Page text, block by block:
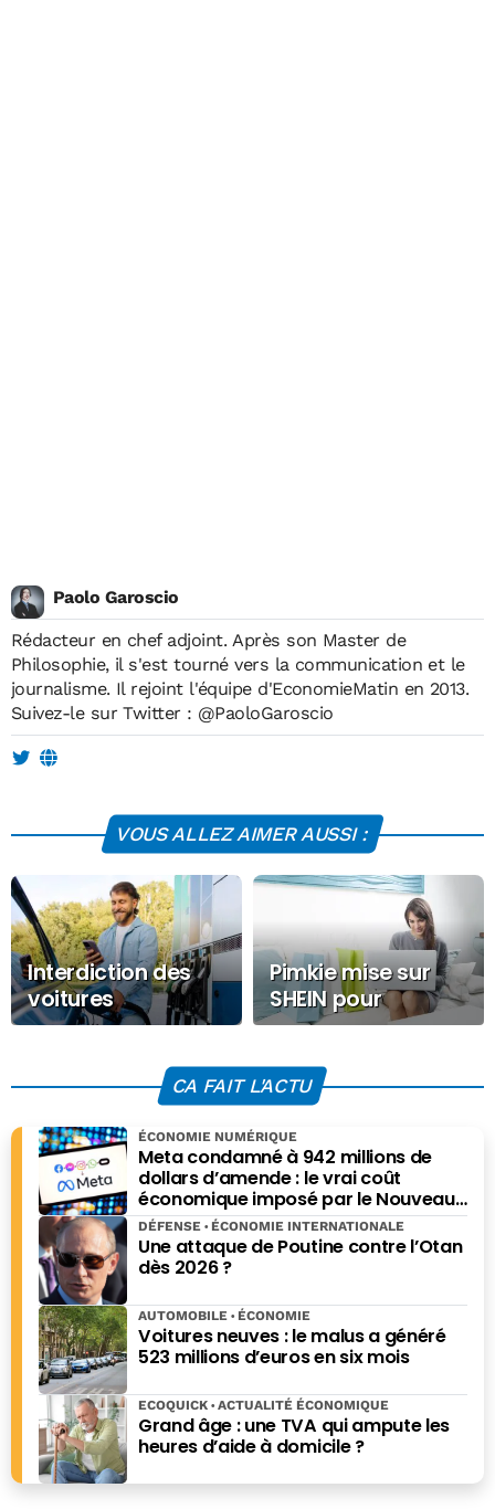
Paolo Garoscio
Rédacteur en chef adjoint. Après son Master de
Philosophie, il s'est tourné vers la communication et le
journalisme. Il rejoint l'équipe d'EconomieMatin en 2013.
Suivez-le sur Twitter : @PaoloGaroscio
VOUS ALLEZ AIMER AUSSI :
Interdiction des
voitures
thermiques en
de stratégie
Pimkie mise sur
SHEIN pour
accélérer à
CA FAIT L'ACTU
Meta condamné à 942 millions de
dollars d’amende : le vrai coût
économique imposé par le Nouveau-
Mexique
ÉCONOMIE NUMÉRIQUE
Une attaque de Poutine contre l’Otan
dès 2026 ?
DÉFENSE ÉCONOMIE INTERNATIONALE
Voitures neuves : le malus a généré
523 millions d’euros en six mois
AUTOMOBILE ÉCONOMIE
Grand âge : une TVA qui ampute les
heures d’aide à domicile ?
ECOQUICK ACTUALITÉ ÉCONOMIQUE